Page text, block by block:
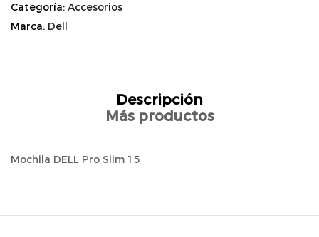
Categoría: Accesorios
Marca: Dell
Descripción
Más productos
Mochila DELL Pro Slim 15